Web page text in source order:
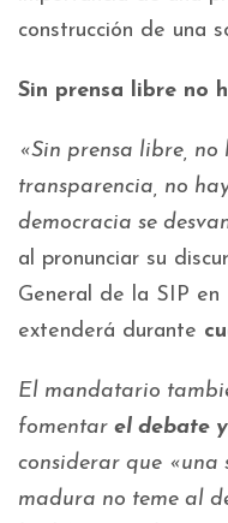
construcción de una
Sin prensa libre no
«Sin prensa libre,
transparencia, no
democracia se
al pronunciar su
General de la SIP en
extenderá durante
El mandatario
fomentar el debate
considerar que «una
madura no teme al